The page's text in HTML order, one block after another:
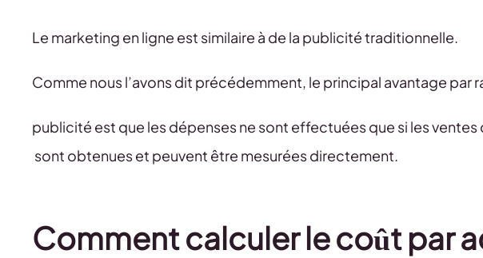
Le marketing en ligne est similaire à de la publicité traditionnelle.
Comme nous l’avons dit précédemment, le principal avantage par
publicité est que les dépenses ne sont effectuées que si les
sont obtenues et peuvent être mesurées directement.
Comment calculer le coût par